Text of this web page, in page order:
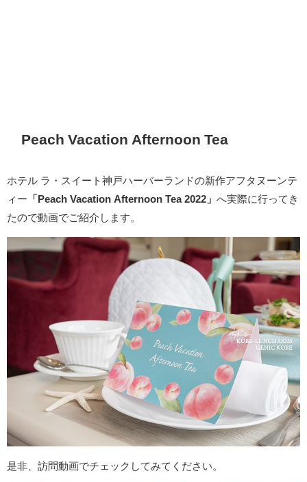
Peach Vacation Afternoon Tea
ホテル ラ・スイート神戸ハーバーランドの新作アフタヌーンテ
ィー 「Peach Vacation Afternoon Tea 2022」 へ実際に行ってき
たので動画でご紹介します。
是非、訪問動画でチェックしてみてください。